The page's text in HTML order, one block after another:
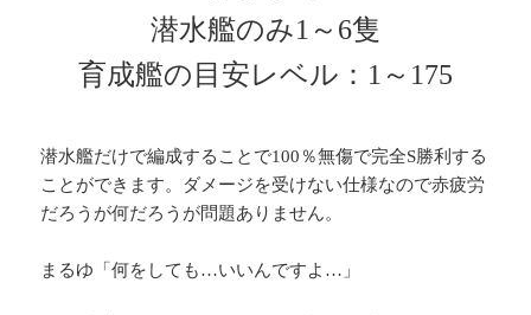
潜水艦のみ1～6隻
育成艦の目安レベル：1～175
潜水艦だけで編成することで100％無傷で完全S勝利する
ことができます。ダメージを受けない仕様なので赤疲労
だろうが何だろうが問題ありません。
まるゆ「何をしても…いいんですよ…」